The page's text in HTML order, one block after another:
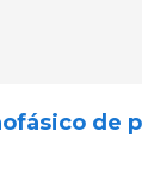
de